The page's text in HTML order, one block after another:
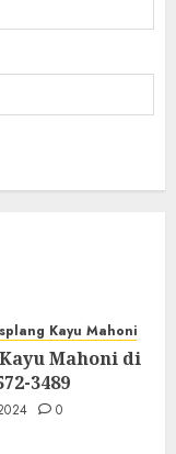
Kayu Mahoni
Mahoni di
3489
0